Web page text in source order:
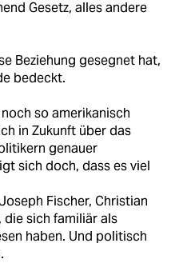
Gesetz, alles andere
Beziehung gesegnet hat,
bedeckt.
so amerikanisch
in Zukunft über das
genauer
sich doch, dass es viel
Fischer, Christian
die sich familiär als
haben. Und politisch